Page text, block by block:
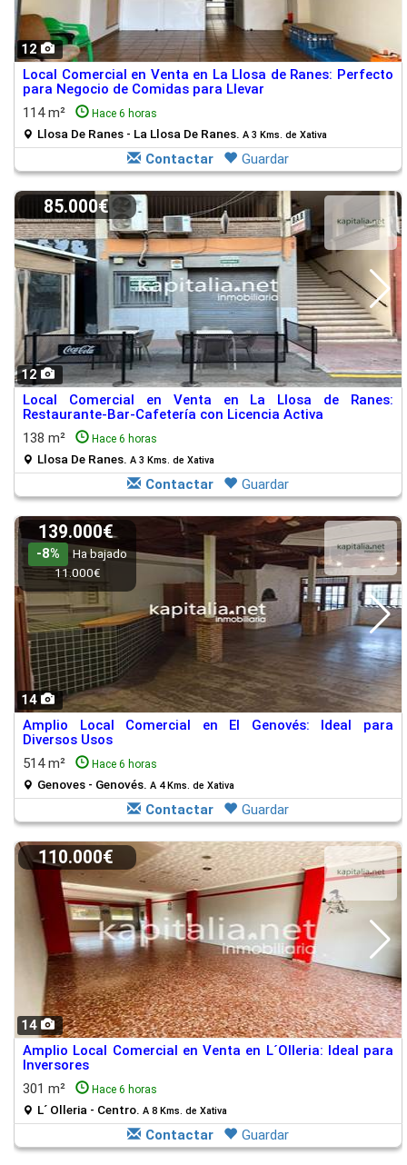
12
Local Comercial en Venta en La Llosa de Ranes: Perfecto
para Negocio de Comidas para Llevar
114 m²
Hace 6 horas
Llosa De Ranes - La Llosa De Ranes. A 3 Kms. de Xativa
Contactar Guardar
12
85.000€
Local Comercial en Venta en La Llosa de Ranes:
Restaurante-Bar-Cafetería con Licencia Activa
138 m²
Hace 6 horas
Llosa De Ranes. A 3 Kms. de Xativa
Contactar Guardar
14
139.000€
-8%
Ha bajado
11.000€
Amplio Local Comercial en El Genovés: Ideal para
Diversos Usos
514 m²
Hace 6 horas
Genoves - Genovés. A 4 Kms. de Xativa
Contactar Guardar
14
110.000€
Amplio Local Comercial en Venta en L´Olleria: Ideal para
Inversores
301 m²
Hace 6 horas
L´ Olleria - Centro. A 8 Kms. de Xativa
Contactar Guardar